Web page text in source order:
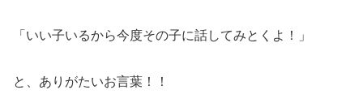
「いい子いるから今度その子に話してみとくよ！」
と、ありがたいお言葉！！